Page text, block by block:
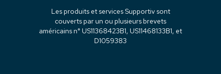
Les produits et services Supportiv sont
couverts par un ou plusieurs brevets
américains n° US11368423B1, US11468133B1, et
D1059383